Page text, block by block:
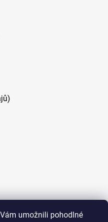
umožnili pohodlné